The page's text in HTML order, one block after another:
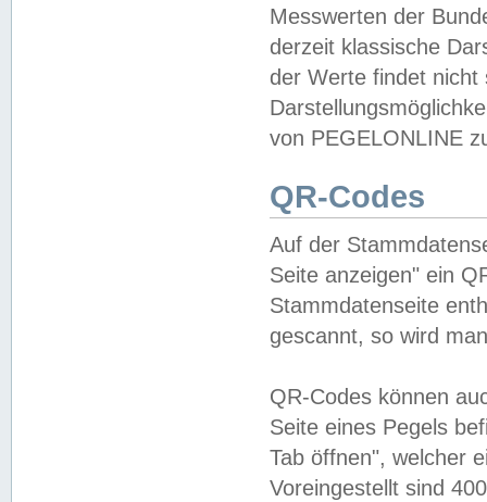
Messwerten der
derzeit klassische
der Werte findet
von PEGELONLINE
QR-Codes
Auf der
Seite anzeigen" ein
Stammdatenseite
gescannt, so wird
QR-Codes können
Seite eines Pegels
Tab öffnen", welcher
Voreingestellt sind